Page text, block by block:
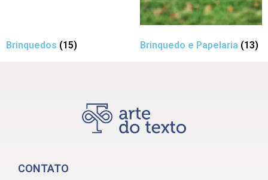
Brinquedos (15) Brinquedo e Papelaria (13)
CONTATO